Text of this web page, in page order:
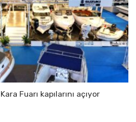
Fuarı kapılarını açıyor